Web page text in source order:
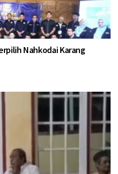
Nahkodai Karang